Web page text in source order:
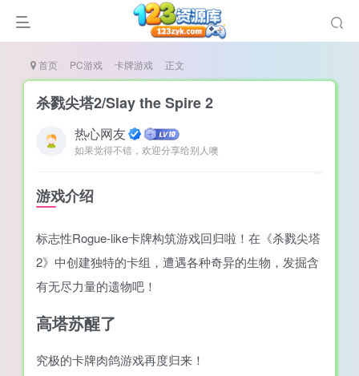
首页 PC游戏 卡牌游戏 正文
杀戮尖塔2/Slay the Spire 2
热心网友
如果觉得不错，欢迎分享给别人噢
游戏介绍
标志性Rogue-like卡牌构筑游戏回归啦！在《杀戮尖塔
2》中创建独特的卡组，遭遇各种奇异的生物，发掘含
有无尽力量的遗物吧！
高塔苏醒了
究极的卡牌肉鸽游戏再度归来！